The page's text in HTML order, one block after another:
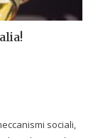
sociali,